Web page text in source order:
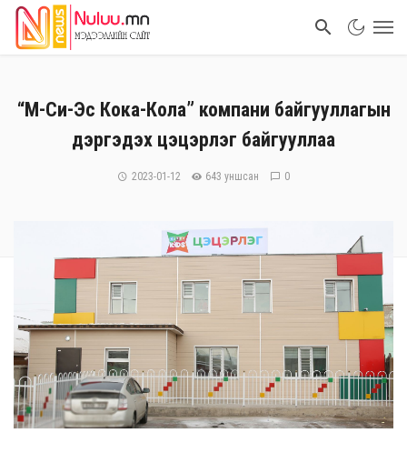
“М-Си-Эс Кока-Кола” компани байгууллагын
дэргэдэх цэцэрлэг байгууллаа
2023-01-12 643 уншсан 0